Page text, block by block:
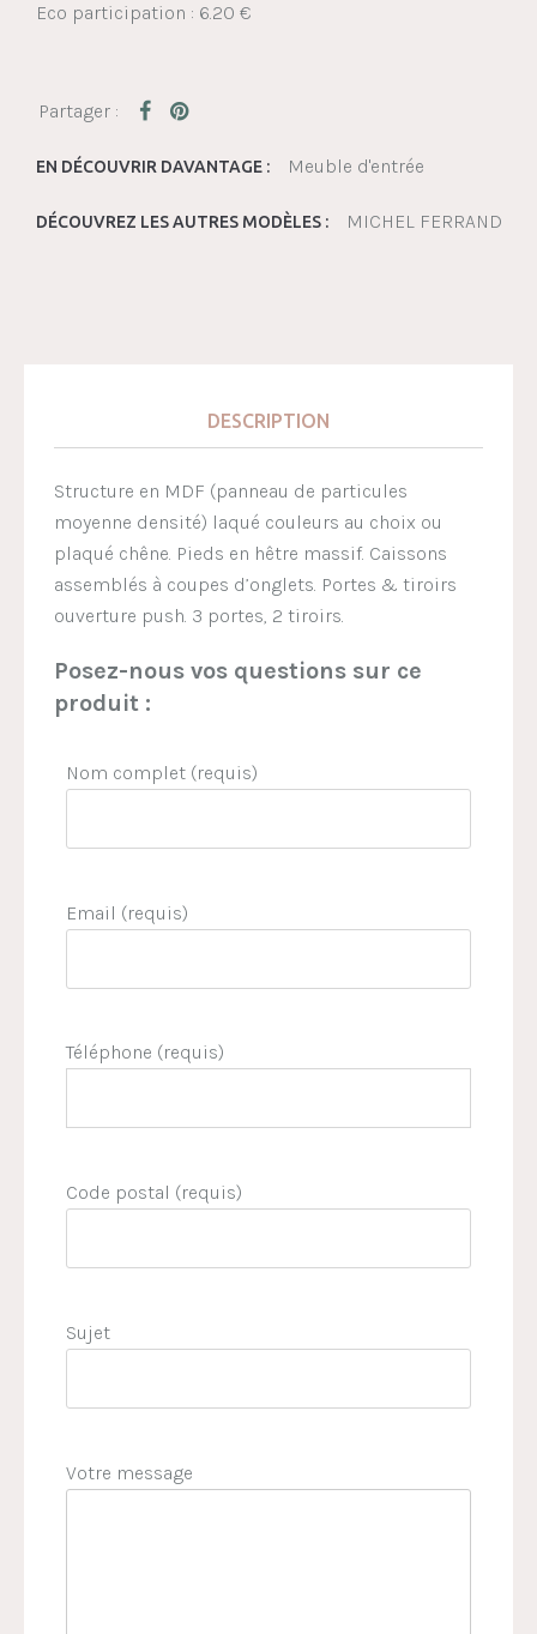
Eco participation : 6.20 €
EN DÉCOUVRIR DAVANTAGE : Meuble d'entrée
DÉCOUVREZ LES AUTRES MODÈLES : MICHEL FERRAND
DESCRIPTION
Structure en MDF (panneau de particules
moyenne densité) laqué couleurs au choix ou
plaqué chêne. Pieds en hêtre massif. Caissons
assemblés à coupes d’onglets. Portes & tiroirs
ouverture push. 3 portes, 2 tiroirs.
Posez-nous vos questions sur ce
produit :
Nom complet (requis)
Email (requis)
Téléphone (requis)
Code postal (requis)
Sujet
Votre message